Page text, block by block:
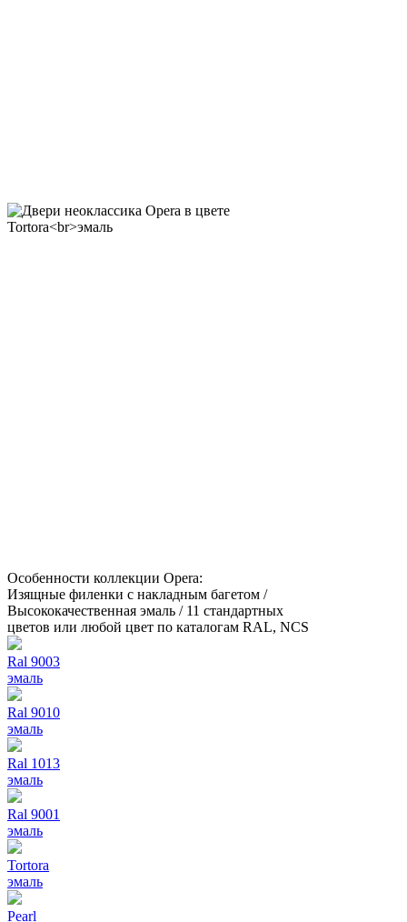
Особенности коллекции Opera:
Изящные филенки с накладным багетом /
Высококачественная эмаль / 11 стандартных
цветов или любой цвет по каталогам RAL, NCS
Ral 9003
эмаль
Ral 9010
эмаль
Ral 1013
эмаль
Ral 9001
эмаль
Tortora
эмаль
Pearl